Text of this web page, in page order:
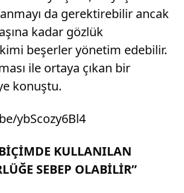
da gerektirebilir ancak
kadar gözlük
beşerler yönetim edebilir.
ile ortaya çıkan bir
konuştu.
ybScozy6Bl4
KULLANILAN
SEBEP OLABİLİR”